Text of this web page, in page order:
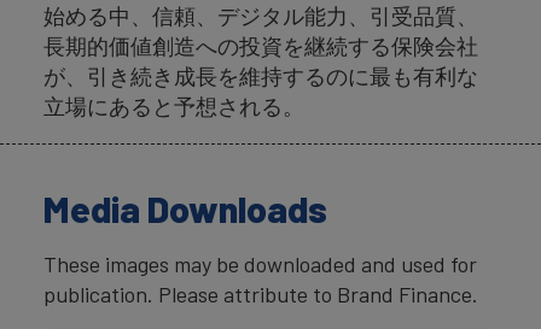
始める中、信頼、デジタル能力、引受品質、
長期的価値創造への投資を継続する保険会社
が、引き続き成長を維持するのに最も有利な
立場にあると予想される。
Media Downloads
These images may be downloaded and used for
publication. Please attribute to Brand Finance.